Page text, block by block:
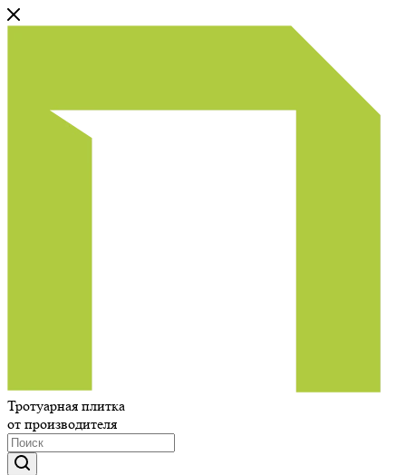
Тротуарная плитка
от производителя